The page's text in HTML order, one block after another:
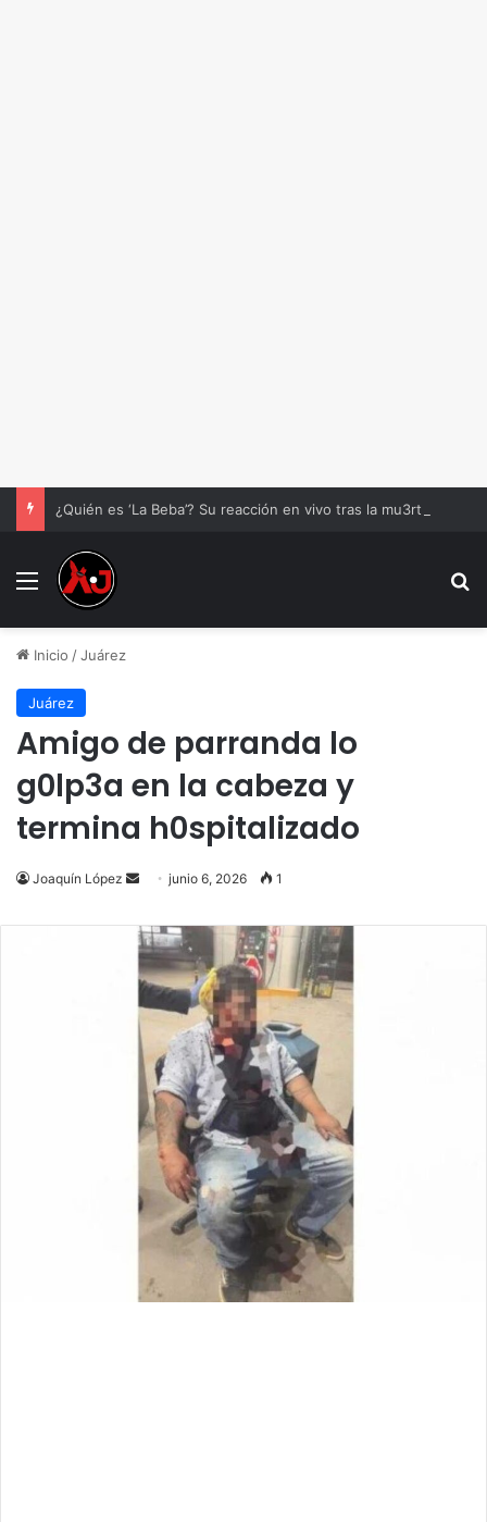
Menu
Inicio /Juárez
Juárez
Amigo de parranda lo
g0lp3a en la cabeza y
termina h0spitalizado
Joaquín López
Send
email
junio 6, 2026 1